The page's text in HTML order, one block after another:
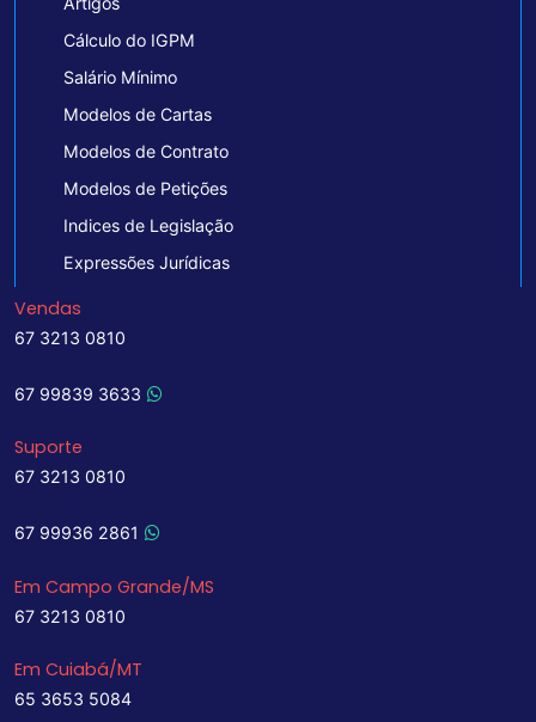
Cálculo do IGPM
Salário Mínimo
Modelos de Cartas
Modelos de Contrato
Modelos de Petições
Indices de Legislação
Expressões Jurídicas
Vendas
67 3213 0810
67 99839 3633
Suporte
67 3213 0810
67 99936 2861
Em Campo Grande/MS
67 3213 0810
Em Cuiabá/MT
65 3653 5084